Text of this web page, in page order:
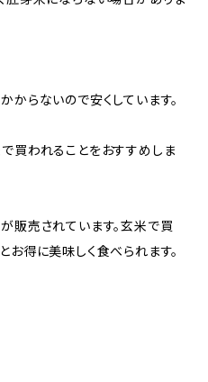
らないので安くしています。
買われることをおすすめしま
販売されています。玄米で買
得に美味しく食べられます。